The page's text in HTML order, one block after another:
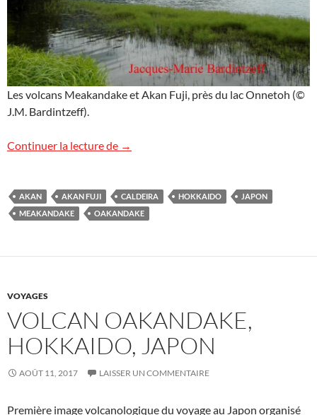
Les volcans Meakandake et Akan Fuji, près du lac Onnetoh (©
J.M. Bardintzeff).
Continuer la lecture de Volcans Meakandake et Akan Fuji, Japon
→
AKAN AKAN FUJI CALDEIRA HOKKAIDO
JAPON
MEAKANDAKE
OAKANDAKE
VOYAGES
VOLCAN OAKANDAKE,
HOKKAIDO, JAPON
AOÛT 11, 2017 LAISSER UN COMMENTAIRE
Première image volcanologique du voyage au Japon organisé